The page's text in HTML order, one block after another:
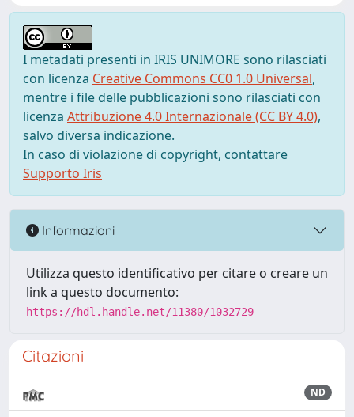
I metadati presenti in IRIS UNIMORE sono rilasciati
con licenza Creative Commons CC0 1.0 Universal,
mentre i file delle pubblicazioni sono rilasciati con
licenza Attribuzione 4.0 Internazionale (CC BY 4.0),
salvo diversa indicazione.
In caso di violazione di copyright, contattare
Supporto Iris
Informazioni
Utilizza questo identificativo per citare o creare un
link a questo documento:
https://hdl.handle.net/11380/1032729
Citazioni
ND